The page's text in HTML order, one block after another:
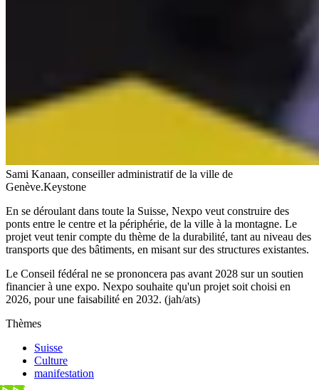
Sami Kanaan, conseiller administratif de la ville de
Genève.Keystone
En se déroulant dans toute la Suisse, Nexpo veut construire des
ponts entre le centre et la périphérie, de la ville à la montagne. Le
projet veut tenir compte du thème de la durabilité, tant au niveau des
transports que des bâtiments, en misant sur des structures existantes.
Le Conseil fédéral ne se prononcera pas avant 2028 sur un soutien
financier à une expo. Nexpo souhaite qu'un projet soit choisi en
2026, pour une faisabilité en 2032. (jah/ats)
Thèmes
Suisse
Culture
manifestation